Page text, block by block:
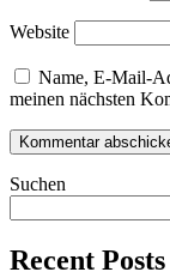
Website
Name, E-Mail-
meinen nächsten
Suchen
Recent Posts